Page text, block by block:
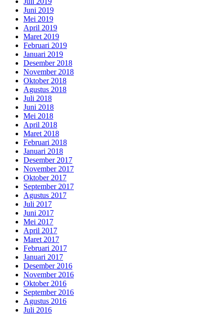
Juni 2019
Mei 2019
April 2019
Maret 2019
Februari 2019
Januari 2019
Desember 2018
November 2018
Oktober 2018
Agustus 2018
Juli 2018
Juni 2018
Mei 2018
April 2018
Maret 2018
Februari 2018
Januari 2018
Desember 2017
November 2017
Oktober 2017
September 2017
Agustus 2017
Juli 2017
Juni 2017
Mei 2017
April 2017
Maret 2017
Februari 2017
Januari 2017
Desember 2016
November 2016
Oktober 2016
September 2016
Agustus 2016
Juli 2016